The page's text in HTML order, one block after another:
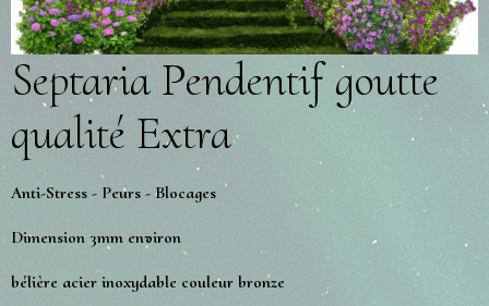
Septaria Pendentif goutte
qualité Extra
Anti-Stress - Peurs - Blocages
Dimension 3mm environ
bélière acier inoxydable couleur bronze